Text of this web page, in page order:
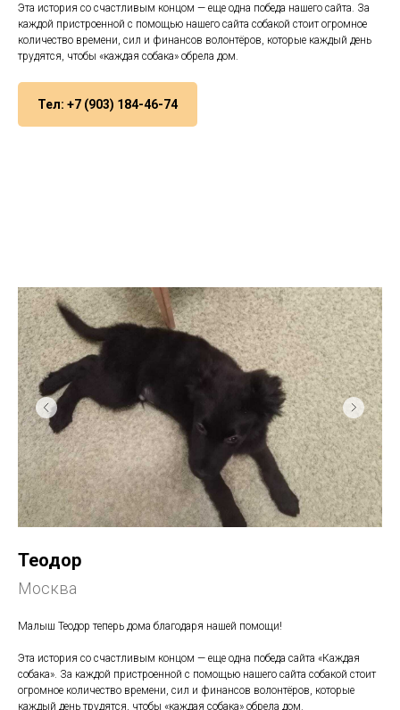
Эта история со счастливым концом — еще одна победа нашего сайта. За
каждой пристроенной с помощью нашего сайта собакой стоит огромное
количество времени, сил и финансов волонтёров, которые каждый день
трудятся, чтобы «каждая собака» обрела дом.
Тел: +7 (903) 184-46-74
Теодор
Москва
Малыш Теодор теперь дома благодаря нашей помощи!
Эта история со счастливым концом — еще одна победа сайта «Каждая
собака». За каждой пристроенной с помощью нашего сайта собакой стоит
огромное количество времени, сил и финансов волонтёров, которые
каждый день трудятся, чтобы «каждая собака» обрела дом.